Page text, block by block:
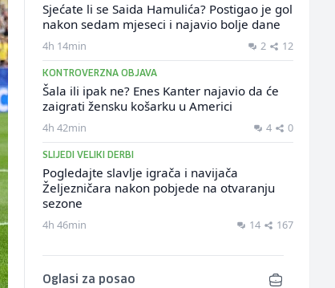
Sjećate li se Saida Hamulića? Postigao je gol
nakon sedam mjeseci i najavio bolje dane
4h 14min 2 12
KONTROVERZNA OBJAVA
Šala ili ipak ne? Enes Kanter najavio da će
zaigrati žensku košarku u Americi
4h 42min 4 0
SLIJEDI VELIKI DERBI
Pogledajte slavlje igrača i navijača
Željezničara nakon pobjede na otvaranju
sezone
4h 46min 14 167
Oglasi za posao